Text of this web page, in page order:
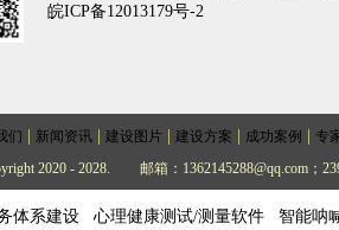
皖ICP备12013179号-2
们 新闻资讯 建设图片 建设方案 成功案例
专
2020 - 2028.
邮箱：1362145288@qq.com；
体系建设 心理健康测试/测量软件 智能呐